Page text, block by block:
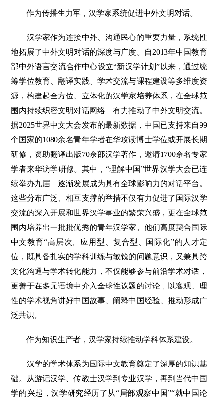
作为传播生力军，汉学家系统促进中外文明对话。
汉学家作为连接中外、沟通民心的重要力量，系统性
地拓展了中外文明对话的深度与广度。自2013年中国教育
部中外语言交流合作中心设立“新汉学计划”以来，通过统
筹学位教育、翻译实践、学术交流与课程建设等多维度资
源，构建起全方位、立体化的汉学家培养体系，在全球范
围内持续织密文明对话网络，有力推动了中外文明交流。
据2025世界中文大会发布的最新数据，中国已支持来自99
个国家的1080余名青年学者在华攻读博士学位或开展长期
研修，资助翻译出版70余部汉学著作，邀请1700余名专家
学者来华访学研修。其中，“理解中国”世界汉学大会已连
续举办九届，逐渐发展成为具有全球影响力的对话平台。
这些分布广泛、相互支撑的举措不仅有力促进了国际汉学
交流的深入开展和世界汉学事业的繁荣兴盛，更在全球范
围内培养出一批批优秀的青年汉学家。他们高度契合国际
中文教育“高层次、应用型、复合型、国际化”的人才定
位，既具备扎实的学科训练与敏锐的问题意识，又兼具跨
文化沟通与学术转化能力，不仅能够参与前沿学术对话，
更善于在多元语境中介入全球性议题的讨论，以客观、理
性的学术视角讲好中国故事、阐释中国经验、推动形成广
泛共识。
作为知识生产者，汉学家持续推动学科体系建设。
汉学的学术体系为国际中文教育奠定了深厚的知识基
础。从游记汉学、传教士汉学到专业汉学，再到当代中国
学的兴起，汉学研究经历了从“局部观察中国”“就中国论